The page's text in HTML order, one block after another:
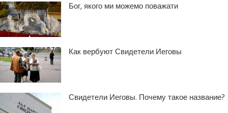
Бог, якого ми можемо поважати
Как вербуют Свидетели Иеговы
Свидетели Иеговы. Почему такое название?